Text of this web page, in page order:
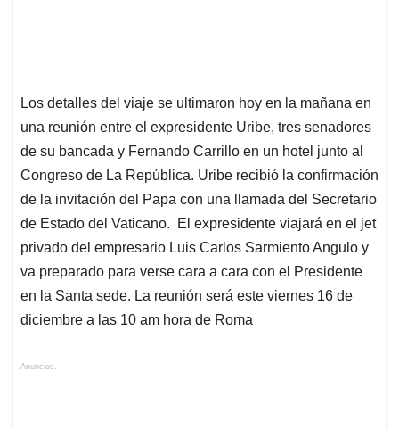
Los detalles del viaje se ultimaron hoy en la mañana en
una reunión entre el expresidente Uribe, tres senadores
de su bancada y Fernando Carrillo en un hotel junto al
Congreso de La República. Uribe recibió la confirmación
de la invitación del Papa con una llamada del Secretario
de Estado del Vaticano. El expresidente viajará en el jet
privado del empresario Luis Carlos Sarmiento Angulo y
va preparado para verse cara a cara con el Presidente
en la Santa sede. La reunión será este viernes 16 de
diciembre a las 10 am hora de Roma
Anuncios.